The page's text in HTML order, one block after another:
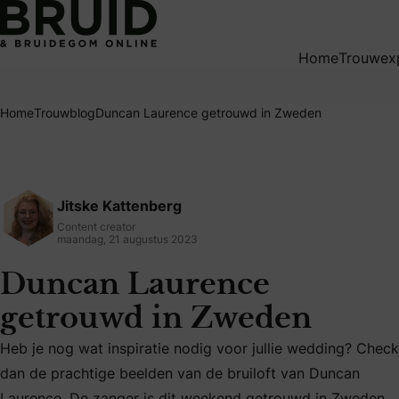
Home
HomeTrouwblogDuncan Laurence getrouwd in Zweden
Jitske Kattenberg
Content creator
maandag, 21 augustus 2023
Duncan Laurence
getrouwd in Zweden
Heb je nog wat inspiratie nodig voor jullie wedding?
Heb je nog wat inspiratie nodig voor jullie wedding? Check
dan de prachtige beelden van de bruiloft van Duncan